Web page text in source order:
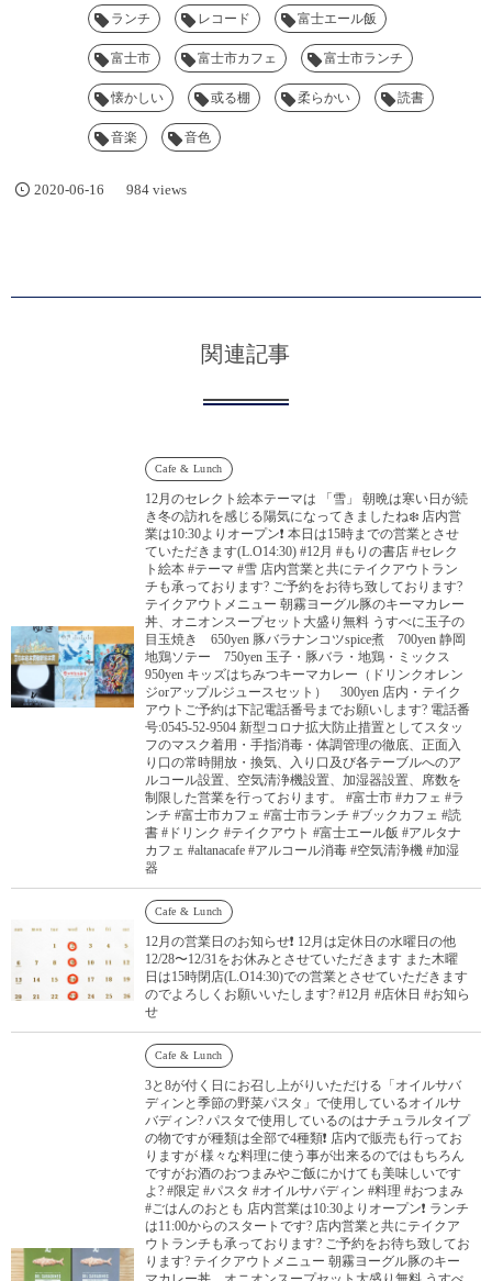
ランチ レコード 富士エール飯
富士市 富士市カフェ 富士市ランチ
懐かしい 或る棚 柔らかい 読書
音楽 音色
2020-06-16 984 views
関連記事
Cafe & Lunch
12月のセレクト絵本テーマは 「雪」 朝晩は寒い日が続
き冬の訪れを感じる陽気になってきましたね❄️ 店内営
業は10:30よりオープン❗️ 本日は15時までの営業とさせ
ていただきます(L.O14:30) #12月 #もりの書店 #セレク
ト絵本 #テーマ #雪 店内営業と共にテイクアウトラン
チも承っております? ご予約をお待ち致しております?
テイクアウトメニュー 朝霧ヨーグル豚のキーマカレー
丼、オニオンスープセット大盛り無料 うすべに玉子の
目玉焼き 650yen 豚バラナンコツspice煮 700yen 静岡
地鶏ソテー 750yen 玉子・豚バラ・地鶏・ミックス
950yen キッズはちみつキーマカレー（ドリンクオレン
ジorアップルジュースセット） 300yen 店内・テイク
アウトご予約は下記電話番号までお願いします? 電話番
号:0545-52-9504 新型コロナ拡大防止措置としてスタッ
フのマスク着用・手指消毒・体調管理の徹底、正面入
り口の常時開放・換気、入り口及び各テーブルへのア
ルコール設置、空気清浄機設置、加湿器設置、席数を
制限した営業を行っております。 #富士市 #カフェ #ラ
ンチ #富士市カフェ #富士市ランチ #ブックカフェ #読
書 #ドリンク #テイクアウト #富士エール飯 #アルタナ
カフェ #altanacafe #アルコール消毒 #空気清浄機 #加湿
器
Cafe & Lunch
12月の営業日のお知らせ❗️ 12月は定休日の水曜日の他
12/28〜12/31をお休みとさせていただきます また木曜
日は15時閉店(L.O14:30)での営業とさせていただきます
のでよろしくお願いいたします? #12月 #店休日 #お知ら
せ
Cafe & Lunch
3と8が付く日にお召し上がりいただける「オイルサバ
ディンと季節の野菜パスタ」で使用しているオイルサ
バディン? パスタで使用しているのはナチュラルタイプ
の物ですが種類は全部で4種類❗️ 店内で販売も行ってお
りますが 様々な料理に使う事が出来るのではもちろん
ですがお酒のおつまみやご飯にかけても美味しいです
よ? #限定 #パスタ #オイルサバディン #料理 #おつまみ
#ごはんのおとも 店内営業は10:30よりオープン❗️ ランチ
は11:00からのスタートです? 店内営業と共にテイクア
ウトランチも承っております? ご予約をお待ち致してお
ります? テイクアウトメニュー 朝霧ヨーグル豚のキー